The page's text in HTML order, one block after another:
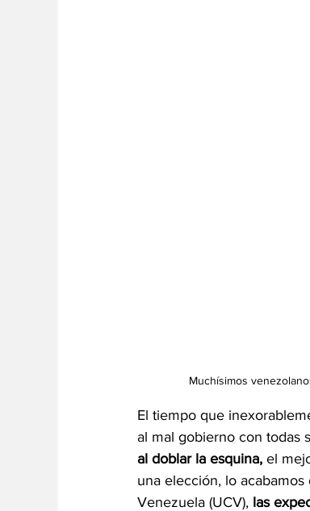
Muchísimos
El tiempo que
al mal gobierno con todas
al doblar la esquina, el
una elección, lo
Venezuela (UCV), las